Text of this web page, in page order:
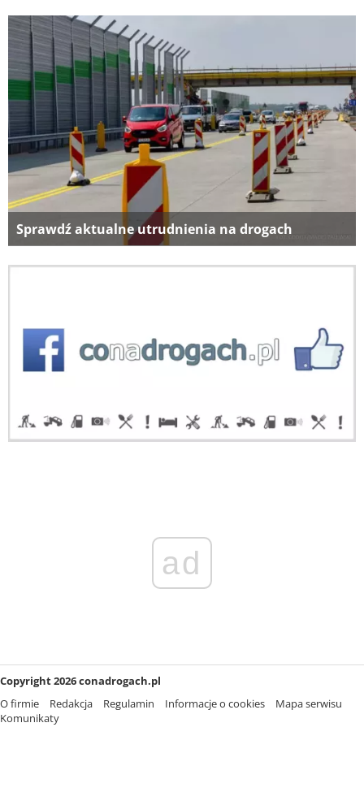
Sprawdź aktualne utrudnienia na drogach
ad
Copyright 2026 conadrogach.pl
O firmie
Redakcja Regulamin Informacje o cookies
Mapa serwisu
Komunikaty